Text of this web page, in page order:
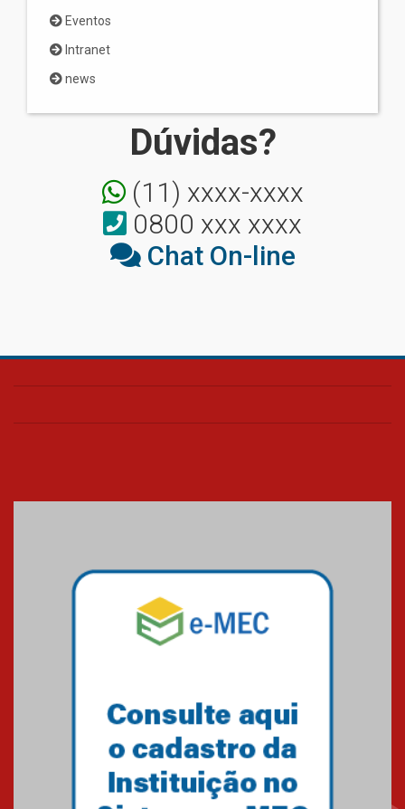
Eventos
Intranet
news
Dúvidas?
(11) xxxx-xxxx
0800 xxx xxxx
Chat On-line